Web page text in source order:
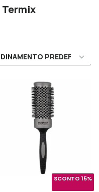
SCONTO 15%